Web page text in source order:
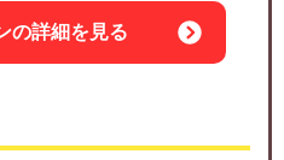
の詳細を見る